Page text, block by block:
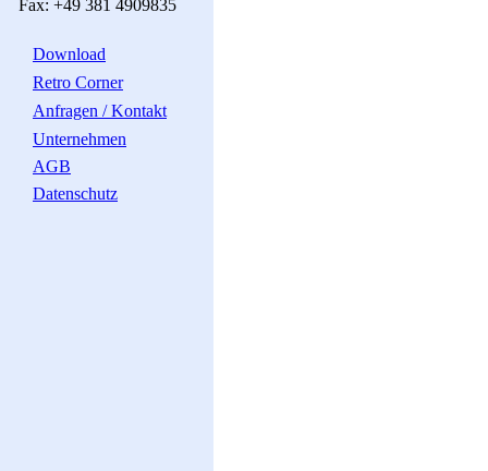
Fax: +49 381 4909835
Download
Retro Corner
Anfragen / Kontakt
Unternehmen
AGB
Datenschutz